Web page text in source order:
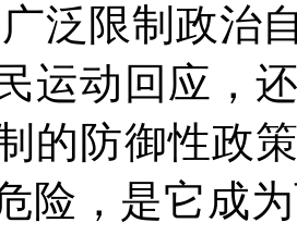
泛限制政治
运动回应，
的防御性政
险，是它成